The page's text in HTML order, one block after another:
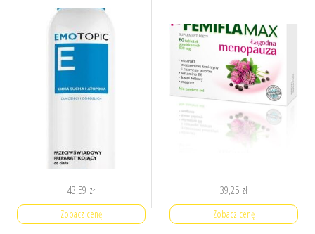
43,59 zł
Zobacz cenę
39,25 zł
Zobacz cenę